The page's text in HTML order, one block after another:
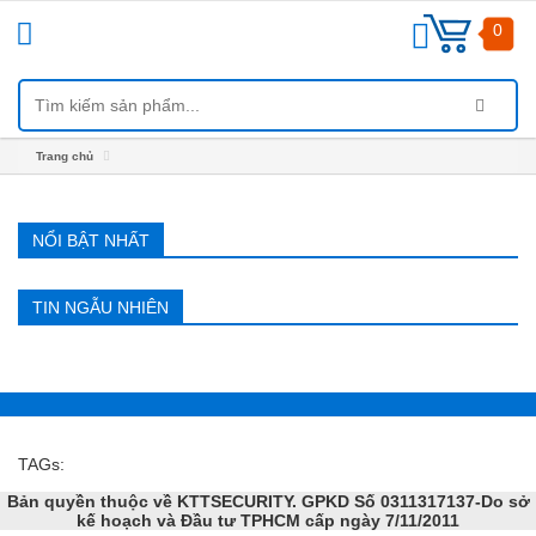
0
Trang chủ
DANH
MỤC
SẢN
PHẨM
NỔI BẬT NHẤT
TIN NGẪU NHIÊN
TAGs:
Bản quyền thuộc về KTTSECURITY. GPKD Số 0311317137-Do sở
kế hoạch và Đầu tư TPHCM cấp ngày 7/11/2011